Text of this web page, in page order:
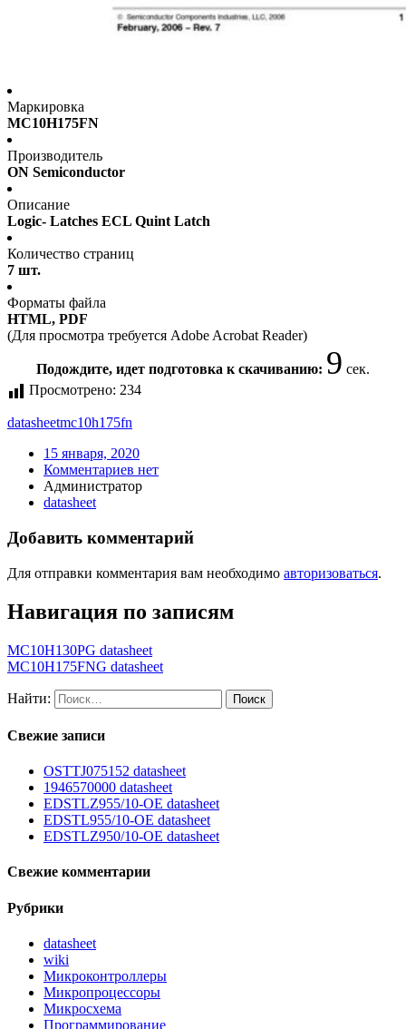
Маркировка
MC10H175FN
Производитель
ON Semiconductor
Описание
Logic- Latches ECL Quint Latch
Количество страниц
7 шт.
Форматы файла
HTML, PDF
(Для просмотра требуется Adobe Acrobat Reader)
Подождите, идет подготовка к скачиванию: 9 сек.
Просмотрено: 234
datasheetmc10h175fn
15 января, 2020
Комментариев нет
Администратор
datasheet
Добавить комментарий
Для отправки комментария вам необходимо авторизоваться.
Навигация по записям
MC10H130PG datasheet
MC10H175FNG datasheet
Найти:
Свежие записи
OSTTJ075152 datasheet
1946570000 datasheet
EDSTLZ955/10-OE datasheet
EDSTL955/10-OE datasheet
EDSTLZ950/10-OE datasheet
Свежие комментарии
Рубрики
datasheet
wiki
Микроконтроллеры
Микропроцессоры
Микросхема
Программирование